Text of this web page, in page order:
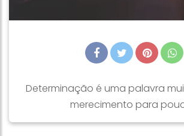
Determinação é uma palavra
merecimento para